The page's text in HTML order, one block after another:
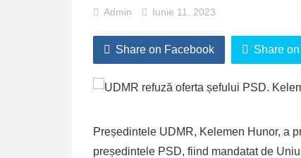
Admin Iunie 11, 2023
Share on Facebook Share
Președintele UDMR, Kelemen Hunor, a
președintele PSD, fiind mandatat de